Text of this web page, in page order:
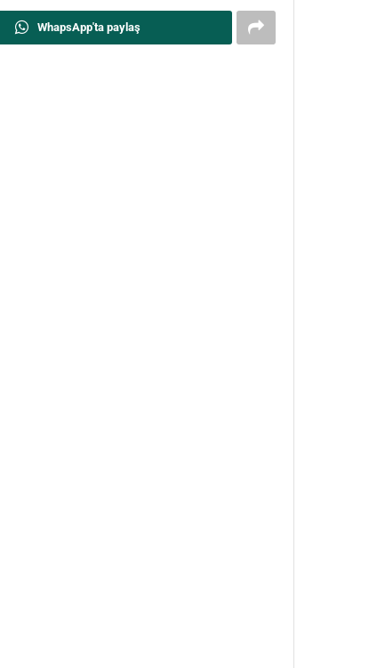
WhapsApp'ta paylaş